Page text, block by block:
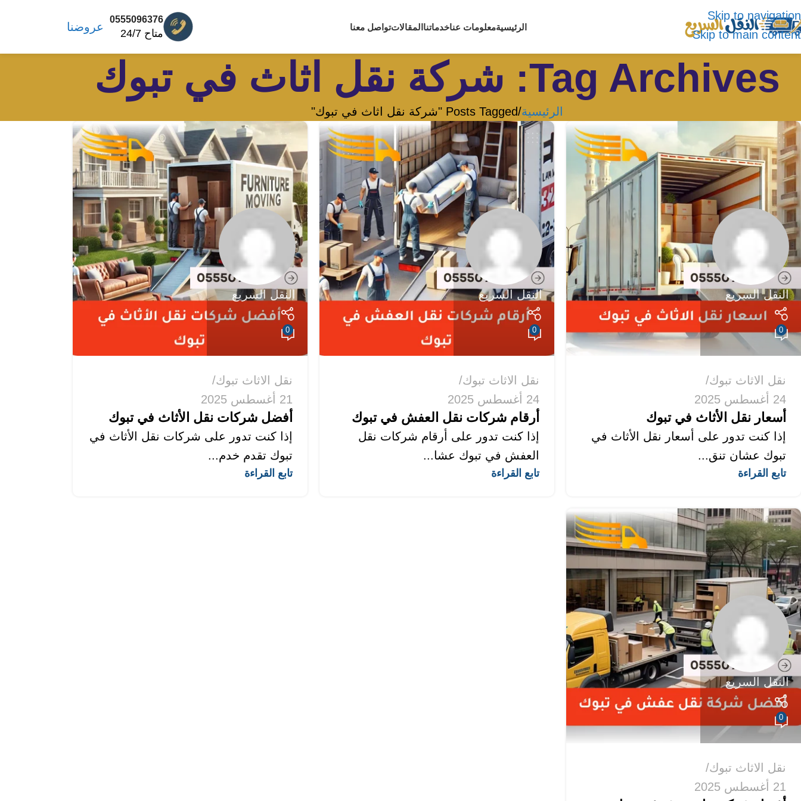
Skip to navigation
Skip to main content
الرئيسيةمعلومات عناخدماتنا المقالاتتواصل معنا
0555096376
متاح 24/7 عروضنا
Tag Archives: شركة نقل اثاث في تبوك
الرئيسية Posts Tagged "شركة نقل اثاث في تبوك"
النقل السريع
0
نقل الاثاث تبوك
24 أغسطس 2025
أسعار نقل الأثاث في تبوك
إذا كنت تدور على أسعار نقل الأثاث في
تبوك عشان تنق...
تابع القراءة
النقل السريع
0
نقل الاثاث تبوك
24 أغسطس 2025
أرقام شركات نقل العفش في تبوك
إذا كنت تدور على أرقام شركات نقل
العفش في تبوك عشا...
تابع القراءة
النقل السريع
0
نقل الاثاث تبوك
21 أغسطس 2025
أفضل شركات نقل الأثاث في تبوك
إذا كنت تدور على شركات نقل الأثاث في
تبوك تقدم خدم...
تابع القراءة
النقل السريع
0
نقل الاثاث تبوك
21 أغسطس 2025